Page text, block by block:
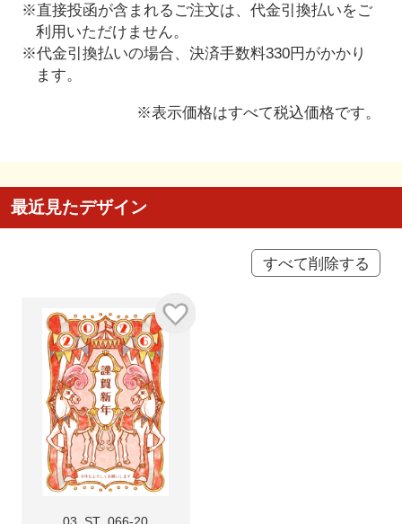
※直接投函が含まれるご注文は、代金引換払いをご
利用いただけません。
※代金引換払いの場合、決済手数料330円がかかり
ます。
※表示価格はすべて税込価格です。
最近見たデザイン
すべて削除する